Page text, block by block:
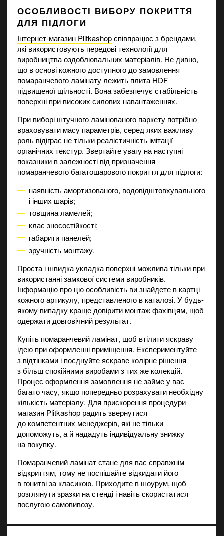
ОСОБЛИВОСТІ ВИБОРУ ПОКРИТТЯ
ДЛЯ ПІДЛОГИ
Інтернет-магазин Plitkashopспівпрацює з брендами,
які використовують передові технології для
виробництва оздоблювальних матеріалів. Не дивно,
що в основі кожного доступного до замовлення
помаранчевого ламінату лежить плита HDF
підвищеної щільності. Вона забезпечує стабільність
поверхні при високих силових навантаженнях.
При виборі штучного ламінованого паркету потрібно
враховувати масу параметрів, серед яких важливу
роль відіграє не тільки реалістичність імітації
органічних текстур. Звертайте увагу на наступні
показники в залежності від призначення
помаранчевого багатошарового покриття для підлоги:
наявність амортизованого, водовідштовхувального
і інших шарів;
товщина ламелей;
клас зносостійкості;
габарити панелей;
зручність монтажу.
Проста і швидка укладка поверхні можлива тільки при
використанні замкової системи виробників.
Інформацію про цю особливість ви знайдете в картці
кожного артикулу, представленого в каталозі. У будь-
якому випадку краще довірити монтаж фахівцям, щоб
одержати довговічний результат.
Купіть помаранчевий ламінат, щоб втілити яскраву
ідею при оформленні приміщення. Експериментуйте
з відтінками і поєднуйте яскраве колірне рішення
з більш спокійними виробами з тих же колекцій.
Процес оформлення замовлення не займе у вас
багато часу, якщо попередньо розрахувати необхідну
кількість матеріалу. Для прискорення процедури
магазин Plitkashop радить звернутися
до компетентних менеджерів, які не тільки
допоможуть, а й нададуть індивідуальну знижку
на покупку.
Помаранчевий ламінат стане для вас справжнім
відкриттям, тому не поспішайте відкидати його
в гонитві за класикою. Приходите в шоурум, щоб
розглянути зразки на стенді і навіть скористатися
послугою самовивозу.